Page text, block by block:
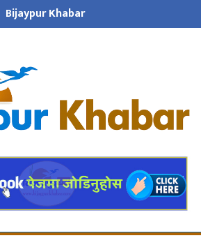
Bijaypur Khabar